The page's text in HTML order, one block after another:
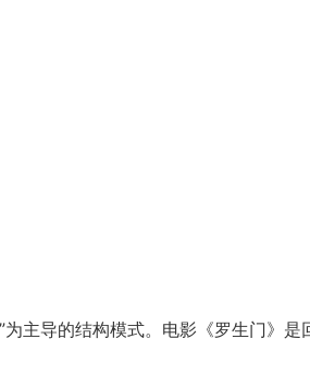
主导的结构模式。电影《罗生门》是